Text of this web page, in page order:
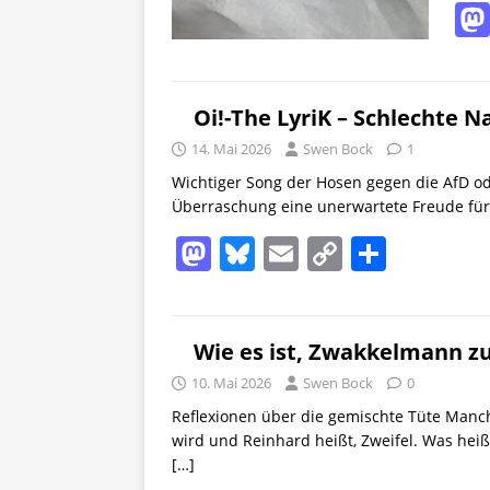
Oi!-The LyriK – Schlechte
14. Mai 2026 Swen Bock 1
Wichtiger Song der Hosen gegen die AfD
Überraschung eine unerwartete Freude
M
o
d
o
Bl
sk
y
E
l
C
y
Li
n
k
n
Wie es ist, Zwakkelmann
10. Mai 2026 Swen Bock 0
Reflexionen über die gemischte Tüte
wird und Reinhard heißt, Zweifel. Was
[…]